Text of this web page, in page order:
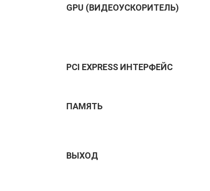
GPU (ВИДЕОУСКОРИТЕЛЬ)
PCI EXPRESS ИНТЕРФЕЙС
ПАМЯТЬ
ВЫХОД